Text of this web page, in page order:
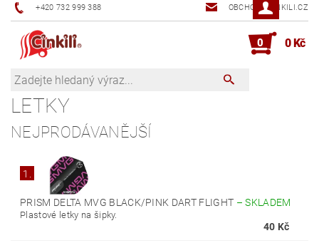
+420 732 999 388 OBCHOD@CINKILI.CZ
0 0 Kč
LETKY
NEJPRODÁVANĚJŠÍ
1.
PRISM DELTA MVG BLACK/PINK DART FLIGHT –SKLADEM
Plastové letky na šipky.
40 Kč